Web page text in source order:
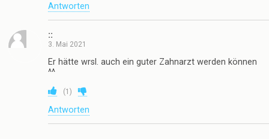
Antworten
::
3. Mai 2021
Er hätte wrsl. auch ein guter Zahnarzt werden können
^^
(1 )
Antworten